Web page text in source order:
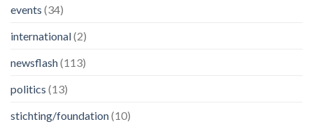
events (34)
international(2)
newsflash(113)
politics (13)
stichting/foundation(10)